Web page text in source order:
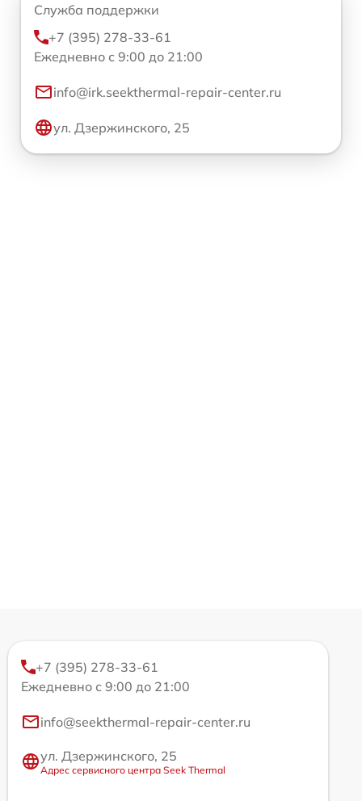
Служба поддержки
+7 (395) 278-33-61
Ежедневно с 9:00 до 21:00
info@irk.seekthermal-repair-center.ru
ул. Дзержинского, 25
+7 (395) 278-33-61
Ежедневно с 9:00 до 21:00
info@seekthermal-repair-center.ru
ул. Дзержинского, 25
Адрес сервисного центра Seek Thermal